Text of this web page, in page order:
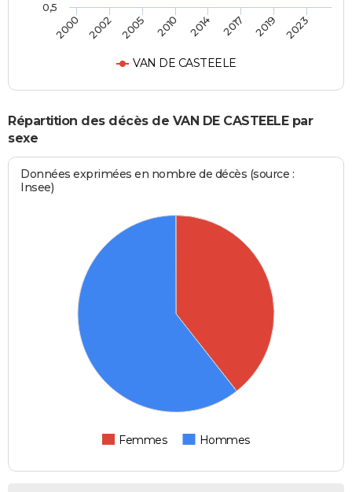
VAN DE CASTEELE
2000 2002 2005 2010 2014 2017 2019 2023
0,5
Répartition des décès de VAN DE CASTEELE par
sexe
Données exprimées en nombre de décès (source :
Insee)
Femmes Hommes